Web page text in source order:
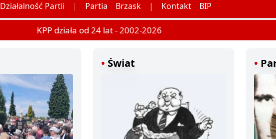
Działalność Partii | Partia Brzask | Kontakt BIP
KPP działa od 24 lat - 2002-2026
Świat